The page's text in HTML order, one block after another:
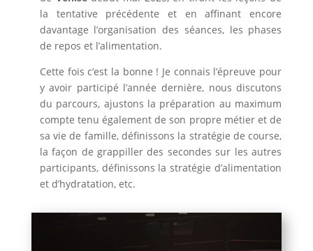
la tentative précédente et en affinant encore
davantage l’organisation des séances, les phases
de repos et l’alimentation.
Cette fois c’est la bonne ! Je connais l’épreuve pour
y avoir participé l’année dernière, nous discutons
du parcours, ajustons la préparation au maximum
compte tenu également de son propre métier et de
sa vie de famille, définissons la stratégie de course,
la façon de grappiller des secondes sur les autres
participants, définissons la stratégie d’alimentation
et d’hydratation, etc.